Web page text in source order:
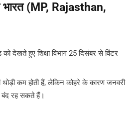
(MP, Rajasthan,
देखते हुए शिक्षा विभाग 25 दिसंबर से विंटर
थोड़ी कम होती हैं, लेकिन कोहरे के कारण जनवरी
रह सकते हैं।